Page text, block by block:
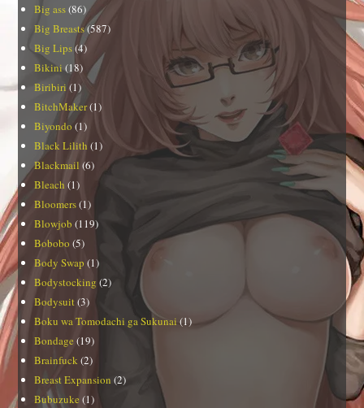
Big ass(86)
Big Breasts(587)
Big Lips(4)
Bikini(18)
Biribiri (1)
BitchMaker(1)
Biyondo (1)
Black Lilith (1)
Blackmail (6)
Bleach (1)
Bloomers(1)
Blowjob (119)
Bobobo (5)
Body Swap (1)
Bodystocking (2)
Bodysuit(3)
Boku wa Tomodachi ga Sukunai (1)
Bondage (19)
Brainfuck (2)
Breast Expansion (2)
Bubuzuke(1)